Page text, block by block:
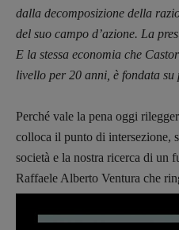
dalla decomposizione della
del suo campo d’azione. La
E la stessa economia che
livello per 20 anni, è fondata su
Perché vale la pena oggi
colloca il punto di intersezione,
società e la nostra ricerca di un
Raffaele Alberto Ventura che